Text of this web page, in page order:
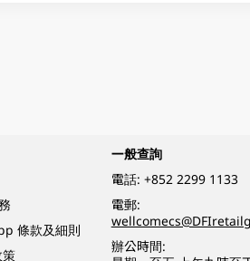
條款及細則
一般查詢
電話: +852 2299 1133
電郵:
辦公時間: